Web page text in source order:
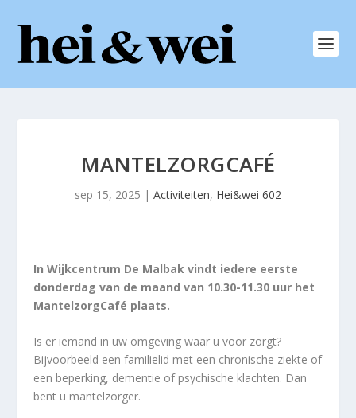
MANTELZORGCAFÉ
sep 15, 2025 | Activiteiten, Hei&wei 602
In Wijkcentrum De Malbak vindt iedere eerste
donderdag van de maand van 10.30-11.30 uur het
MantelzorgCafé plaats.
Is er iemand in uw omgeving waar u voor zorgt?
Bijvoorbeeld een familielid met een chronische ziekte of
een beperking, dementie of psychische klachten. Dan
bent u mantelzorger.